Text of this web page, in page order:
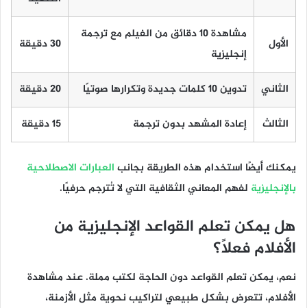
الأول
مشاهدة 10 دقائق من الفيلم مع ترجمة
إنجليزية
30 دقيقة
الثاني تدوين 10 كلمات جديدة وتكرارها صوتيًا 20 دقيقة
الثالث إعادة المشهد بدون ترجمة 15 دقيقة
يمكنك أيضًا استخدام هذه الطريقة بجانب العبارات الاصطلاحية
بالإنجليزية لفهم المعاني الثقافية التي لا تُترجم حرفيًا.
هل يمكن تعلم القواعد الإنجليزية من
الأفلام فعلًا؟
نعم، يمكن تعلم القواعد دون الحاجة لكتب مملة. عند مشاهدة
الأفلام، تتعرض بشكل طبيعي لتراكيب نحوية مثل الأزمنة،